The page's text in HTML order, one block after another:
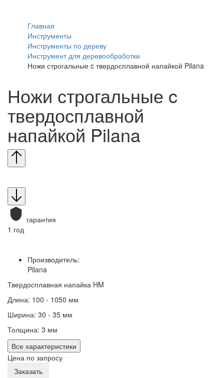
Главная
Инструменты
Инструменты по дереву
Инструмент для деревообработки
Ножи строгальные c твердосплавной напайкой Pilana
Ножи строгальные c
твердосплавной
напайкой Pilana
гарантия
1 год
Производитель:
Pilana
Твердосплавная напайка HM
Длина: 100 - 1050 мм
Ширина: 30 - 35 мм
Толщина: 3 мм
Все характеристики
Цена по запросу
Заказать